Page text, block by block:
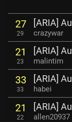
27
29
[ARIA]
crazywar
21
23
[ARIA]
malintim
33
33
[ARIA]
habei
21
22
[ARIA]
allen20937